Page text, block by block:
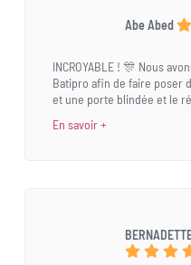
Abe Abed
INCROYABLE ! 🎊 Nous
Batipro afin de faire poser
et une porte blindée et le
En savoir +